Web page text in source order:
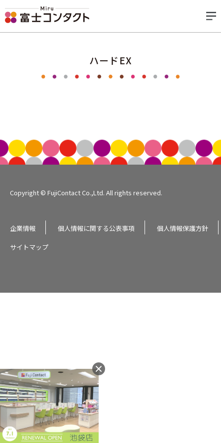
ハードEX
Copyright © FujiContact Co.,Ltd. All rights reserved.
企業情報 個人情報に関する公表事項
個人情報保護方針
サイトマップ